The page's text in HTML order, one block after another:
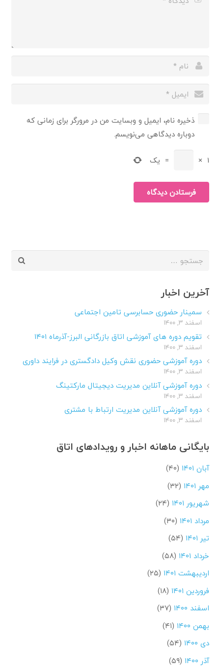
ذخیره نام، ایمیل و وبسایت من در مرورگر برای زمانی که
دوباره دیدگاهی می‌نویسم.
1
×
= یک
فرستادن دیدگاه
جستجو
آخرین اخبار
سمینار حضوری حسابرسی تامین اجتماعی
اسفند ۳, ۱۴۰۰
تقویم دوره های آموزشی اتاق بازرگانی البرز-آذرماه ۱۴۰۱
اسفند ۳, ۱۴۰۰
دوره آموزشی حضوری نقش وکیل دادگستری در فرایند داوری
اسفند ۳, ۱۴۰۰
دوره آموزشی آنلاین مدیریت دیجیتال مارکتینگ
اسفند ۳, ۱۴۰۰
دوره آموزشی آنلاین مدیریت ارتباط با مشتری
اسفند ۳, ۱۴۰۰
بایگانی ماهانه اخبار و رویدادهای اتاق
آبان ۱۴۰۱
(۴۰)
مهر ۱۴۰۱
(۳۲)
شهریور ۱۴۰۱
(۲۴)
مرداد ۱۴۰۱
(۳۰)
تیر ۱۴۰۱
(۵۴)
خرداد ۱۴۰۱
(۵۸)
اردیبهشت ۱۴۰۱
(۲۵)
فروردین ۱۴۰۱
(۱۸)
اسفند ۱۴۰۰
(۳۷)
بهمن ۱۴۰۰
(۴۱)
دی ۱۴۰۰
(۵۴)
آذر ۱۴۰۰
(۵۹)